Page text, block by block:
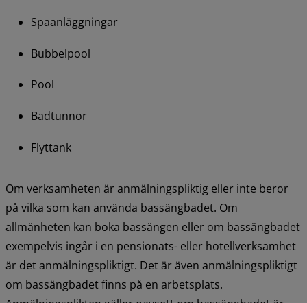
Spaanläggningar
Bubbelpool
Pool
Badtunnor
Flyttank
Om verksamheten är anmälningspliktig eller inte beror
på vilka som kan använda bassängbadet. Om
allmänheten kan boka bassängen eller om bassängbadet
exempelvis ingår i en pensionats- eller hotellverksamhet
är det anmälningspliktigt. Det är även anmälningspliktigt
om bassängbadet finns på en arbetsplats.